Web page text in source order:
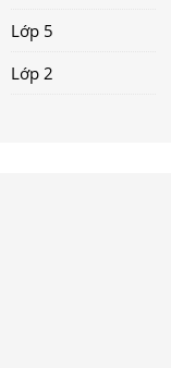
Lớp 5
Lớp 2